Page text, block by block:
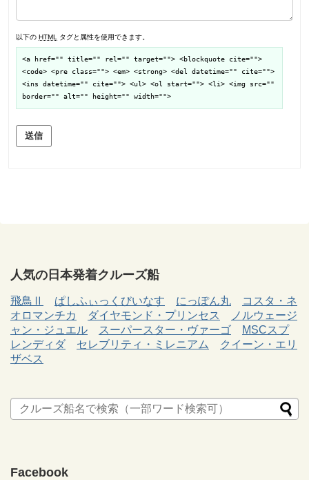
以下の HTML タグと属性を使用できます。
<a href="" title="" rel="" target=""> <blockquote cite="">
<code> <pre class=""> <em> <strong> <del datetime="" cite="">
<ins datetime="" cite=""> <ul> <ol start=""> <li> <img src=""
border="" alt="" height="" width="">
送信
人気の日本発着クルーズ船
飛鳥Ⅱ ぱしふぃっくびいなす にっぽん丸
コスタ・ネ
オロマンチカ
ダイヤモンド・プリンセス
ノルウェージ
ャン・ジュエル
スーパースター・ヴァーゴ
MSCスプ
レンディダ
セレブリティ・ミレニアム
クイーン・エリ
ザベス
Facebook